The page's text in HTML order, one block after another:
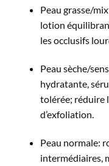
Peau grasse/
lotion
les occlusifs
Peau sèche/
hydratante,
tolérée; réduire
d’exfoliation.​
Peau normale:
intermédiaires,